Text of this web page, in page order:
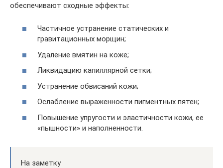
обеспечивают сходные эффекты:
Частичное устранение статических и
гравитационных морщин;
Удаление вмятин на коже;
Ликвидацию капиллярной сетки;
Устранение обвисаний кожи;
Ослабление выраженности пигментных пятен;
Повышение упругости и эластичности кожи, ее
«пышности» и наполненности.
На заметку